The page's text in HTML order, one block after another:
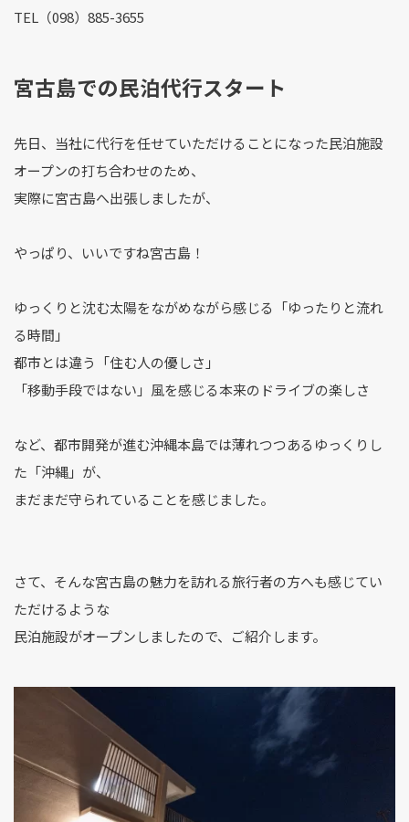
TEL（098）885-3655
宮古島での民泊代行スタート
先日、当社に代行を任せていただけることになった民泊施設
オープンの打ち合わせのため、
実際に宮古島へ出張しましたが、
やっぱり、いいですね宮古島！
ゆっくりと沈む太陽をながめながら感じる「ゆったりと流れ
る時間」
都市とは違う「住む人の優しさ」
「移動手段ではない」風を感じる本来のドライブの楽しさ
など、都市開発が進む沖縄本島では薄れつつあるゆっくりし
た「沖縄」が、
まだまだ守られていることを感じました。
さて、そんな宮古島の魅力を訪れる旅行者の方へも感じてい
ただけるような
民泊施設がオープンしましたので、ご紹介します。